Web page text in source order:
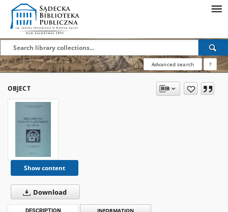
Advanced search ?
OBJECT
Show content
Download